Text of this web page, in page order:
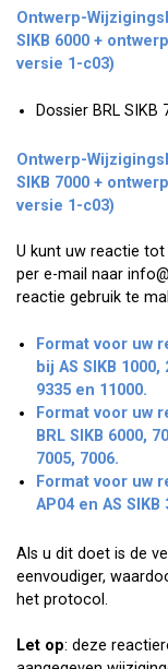
Ontwerp-
SIKB 6000 +
versie 1-c03)
Dossier BRL SIKB
Ontwerp-
SIKB 7000 +
versie 1-c03)
U kunt uw reactie tot
per e-mail naar
reactie gebruik te
Format voor uw
bij AS SIKB 1000,
9335 en 11000.
Format voor uw
BRL SIKB 6000,
7005, 7006.
Format voor uw
AP04 en AS SIKB
Als u dit doet is de
eenvoudiger,
het protocol.
Let op: deze